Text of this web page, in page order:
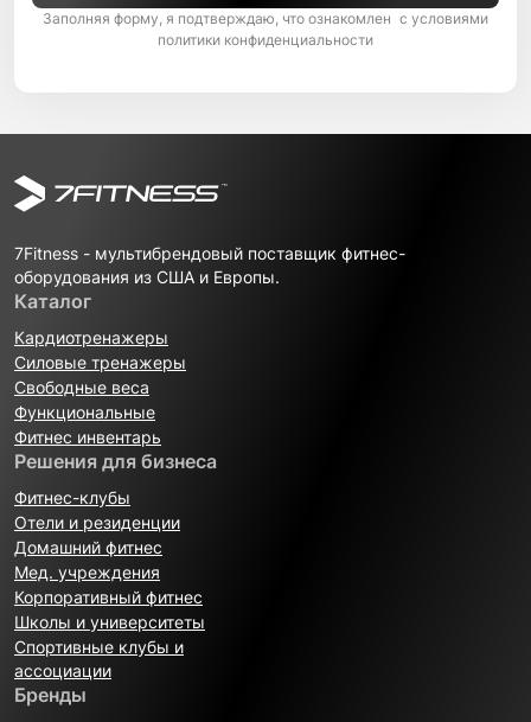
Заполняя форму, я подтверждаю, что ознакомлен с условиями
политики конфиденциальности
7Fitness - мультибрендовый поставщик фитнес-
оборудования из США и Европы.
Каталог
Кардиотренажеры
Силовые тренажеры
Свободные веса
Функциональные
Фитнес инвентарь
Решения для бизнеса
Фитнес-клубы
Отели и резиденции
Домашний фитнес
Мед. учреждения
Корпоративный фитнес
Школы и университеты
Спортивные клубы и
ассоциации
Бренды